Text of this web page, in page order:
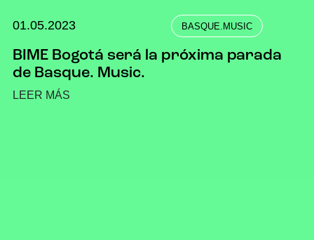
01.05.2023 BASQUE.MUSIC
BIME Bogotá será la próxima parada
de Basque. Music.
LEER MÁS